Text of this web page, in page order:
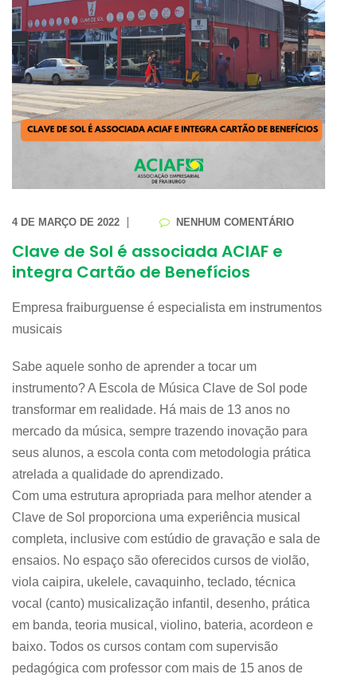
4 DE MARÇO DE 2022 NENHUM COMENTÁRIO
Clave de Sol é associada ACIAF e
integra Cartão de Benefícios
Empresa fraiburguense é especialista em instrumentos
musicais
Sabe aquele sonho de aprender a tocar um
instrumento? A Escola de Música Clave de Sol pode
transformar em realidade. Há mais de 13 anos no
mercado da música, sempre trazendo inovação para
seus alunos, a escola conta com metodologia prática
atrelada a qualidade do aprendizado.
Com uma estrutura apropriada para melhor atender a
Clave de Sol proporciona uma experiência musical
completa, inclusive com estúdio de gravação e sala de
ensaios. No espaço são oferecidos cursos de violão,
viola caipira, ukelele, cavaquinho, teclado, técnica
vocal (canto) musicalização infantil, desenho, prática
em banda, teoria musical, violino, bateria, acordeon e
baixo. Todos os cursos contam com supervisão
pedagógica com professor com mais de 15 anos de